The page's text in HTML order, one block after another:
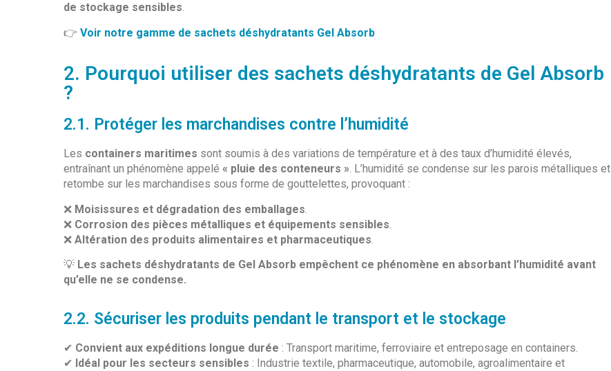
de stockage sensibles.
👉 Voir notre gamme de sachets déshydratants Gel Absorb
2. Pourquoi utiliser des sachets déshydratants de Gel Absorb
?
2.1. Protéger les marchandises contre l’humidité
Les containers maritimes sont soumis à des variations de température et à des taux d’humidité élevés,
entraînant un phénomène appelé « pluie des conteneurs ». L’humidité se condense sur les parois métalliques et
retombe sur les marchandises sous forme de gouttelettes, provoquant :
❌ Moisissures et dégradation des emballages
❌ Corrosion des pièces métalliques et équipements sensibles
❌ Altération des produits alimentaires et pharmaceutiques
💡 Les sachets déshydratants de Gel Absorb empêchent ce phénomène en absorbant l’humidité avant
qu’elle ne se condense.
2.2. Sécuriser les produits pendant le transport et le stockage
✔ Convient aux expéditions longue durée : Transport maritime, ferroviaire et entreposage en containers.
✔ Idéal pour les secteurs sensibles : Industrie textile, pharmaceutique, automobile, agroalimentaire et